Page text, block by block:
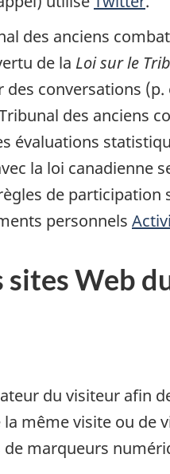
des anciens
de la Loi sur le
conversations
des anciens
évaluations
la loi canadienne
de participation
personnels
Web
du visiteur afin
même visite ou de
marqueurs